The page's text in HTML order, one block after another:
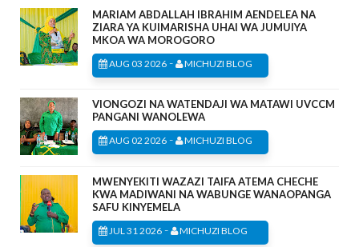
MARIAM ABDALLAH IBRAHIM AENDELEA NA
ZIARA YA KUIMARISHA UHAI WA JUMUIYA
MKOA WA MOROGORO
AUG 03 2026 - MICHUZI BLOG
VIONGOZI NA WATENDAJI WA MATAWI UVCCM
PANGANI WANOLEWA
AUG 02 2026 - MICHUZI BLOG
MWENYEKITI WAZAZI TAIFA ATEMA CHECHE
KWA MADIWANI NA WABUNGE WANAOPANGA
SAFU KINYEMELA
JUL 31 2026 - MICHUZI BLOG